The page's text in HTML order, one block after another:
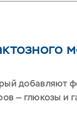
добавляют
— глюкозы и